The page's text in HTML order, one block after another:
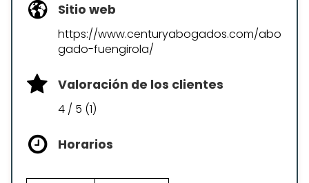
Sitio web
https://www.centuryabogados.com/abo
gado-fuengirola/
Valoración de los clientes
4 / 5 (1)
Horarios